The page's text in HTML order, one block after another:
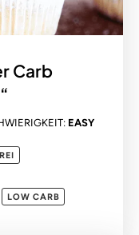
Carb
EASY
LOW CARB